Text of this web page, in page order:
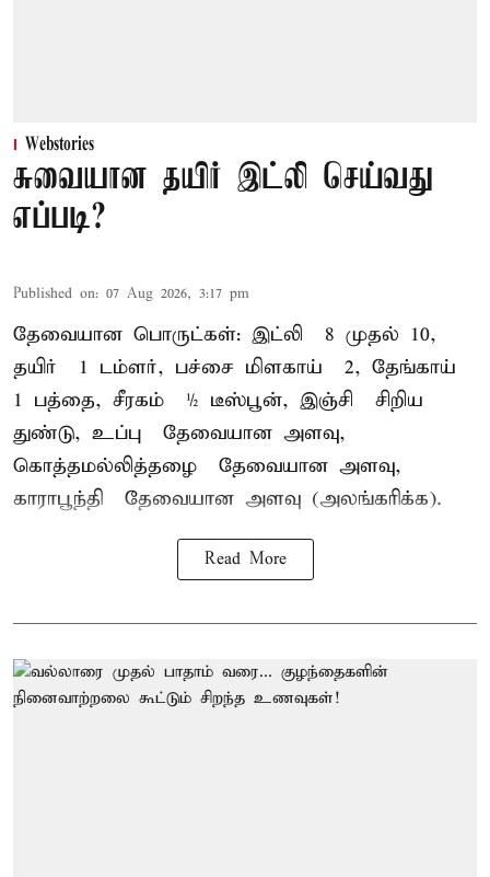
Webstories
சுவையான தயிர் இட்லி செய்வது
எப்படி?
Published on: 07 Aug 2026, 3:17 pm
தேவையான பொருட்கள்: இட்லி – 8 முதல் 10,
தயிர் – 1 டம்ளர், பச்சை மிளகாய் – 2, தேங்காய் –
1 பத்தை, சீரகம் – ½ டீஸ்பூன், இஞ்சி – சிறிய
துண்டு, உப்பு – தேவையான அளவு,
கொத்தமல்லித்தழை – தேவையான அளவு,
காராபூந்தி – தேவையான அளவு (அலங்கரிக்க).
Read More